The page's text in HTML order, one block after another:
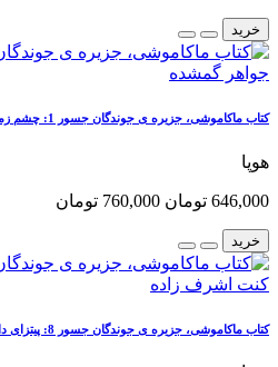
خرید
کتاب ماکاموشی، جزیره ی جوندگان جسور 1: چشم زمردین، جواهر گمشده
هوپا
646,000 تومان 760,000 تومان
خرید
کتاب ماکاموشی، جزیره ی جوندگان جسور 8: پیتزای داغ برای کنت اشرف زاده